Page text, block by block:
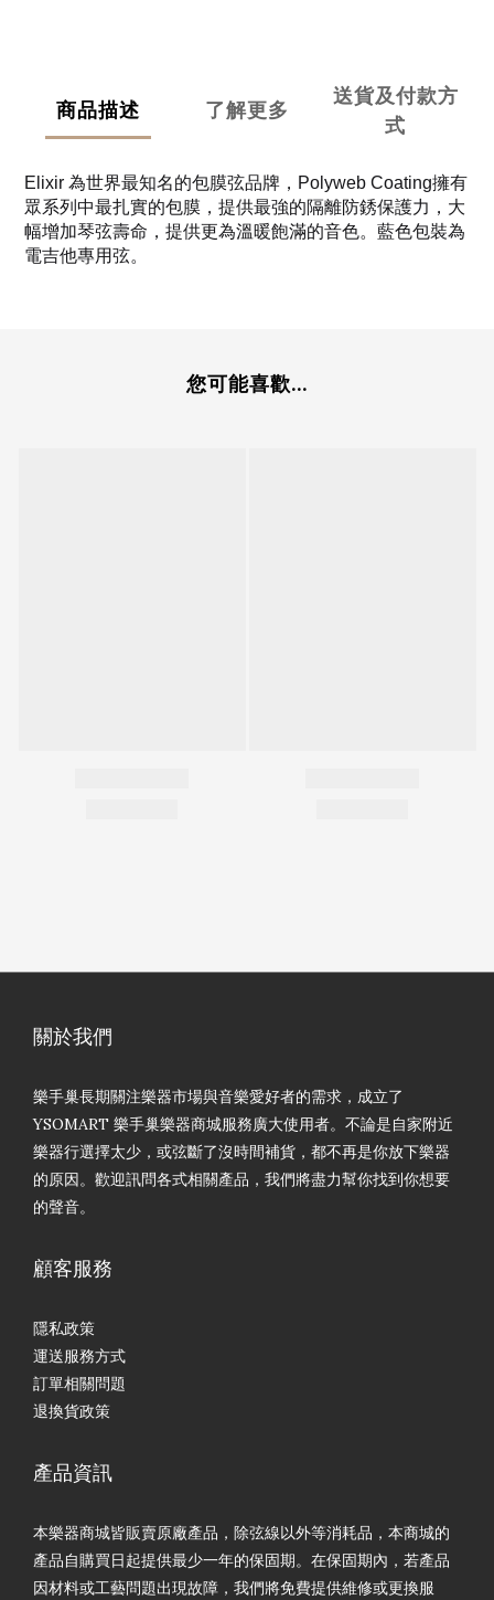
商品描述 了解更多
送貨及付款方
式
Elixir 為世界最知名的包膜弦品牌，Polyweb Coating擁有
眾系列中最扎實的包膜，提供最強的隔離防銹保護力，大
幅增加琴弦壽命，提供更為溫暖飽滿的音色。藍色包裝為
電吉他專用弦。
您可能喜歡...
關於我們
樂手巢長期關注樂器市場與音樂愛好者的需求，成立了
YSOMART 樂手巢樂器商城服務廣大使用者。不論是自家附近
樂器行選擇太少，或弦斷了沒時間補貨，都不再是你放下樂器
的原因。歡迎訊問各式相關產品，我們將盡力幫你找到你想要
的聲音。
顧客服務
隱私政策
運送服務方式
訂單相關問題
退換貨政策
產品資訊
本樂器商城皆販賣原廠產品，除弦線以外等消耗品，本商城的
產品自購買日起提供最少一年的保固期。在保固期內，若產品
因材料或工藝問題出現故障，我們將免費提供維修或更換服